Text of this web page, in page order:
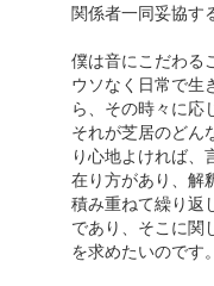
関係者一同妥協す
僕は音にこだわる
ウソなく日常で生
ら、その時々に応
それが芝居のどん
り心地よければ、
在り方があり、解
積み重ねて繰り返
であり、そこに関
を求めたいのです。